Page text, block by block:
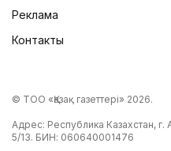
Реклама
Контакты
© ТОО «Қазақ газеттері» 2026.
Адрес: Республика Казахстан, г.
5/13. БИН: 060640001476